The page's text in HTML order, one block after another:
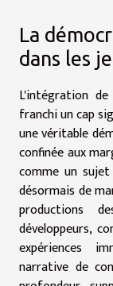
La
dans les
L'intégration
franchi un cap
une véritable
confinée aux
comme un
désormais de
productions
développeurs,
expériences
narrative de